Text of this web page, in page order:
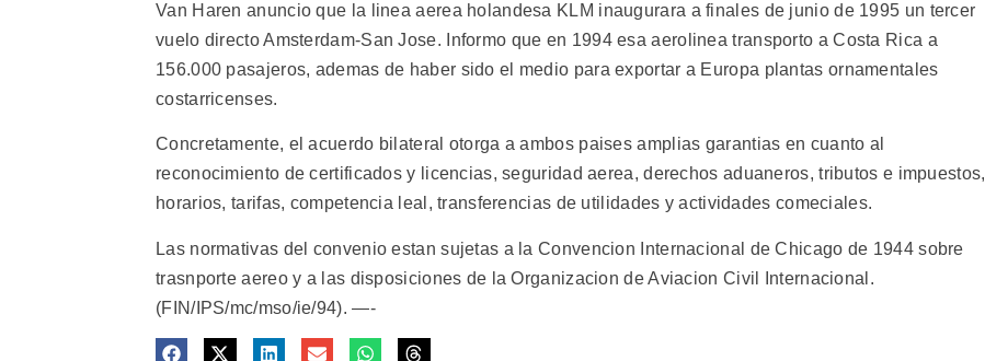
Van Haren anuncio que la linea aerea holandesa KLM inaugurara a finales de junio de 1995 un tercer
vuelo directo Amsterdam-San Jose. Informo que en 1994 esa aerolinea transporto a Costa Rica a
156.000 pasajeros, ademas de haber sido el medio para exportar a Europa plantas ornamentales
costarricenses.
Concretamente, el acuerdo bilateral otorga a ambos paises amplias garantias en cuanto al
reconocimiento de certificados y licencias, seguridad aerea, derechos aduaneros, tributos e impuestos,
horarios, tarifas, competencia leal, transferencias de utilidades y actividades comeciales.
Las normativas del convenio estan sujetas a la Convencion Internacional de Chicago de 1944 sobre
trasnporte aereo y a las disposiciones de la Organizacion de Aviacion Civil Internacional.
(FIN/IPS/mc/mso/ie/94). —-